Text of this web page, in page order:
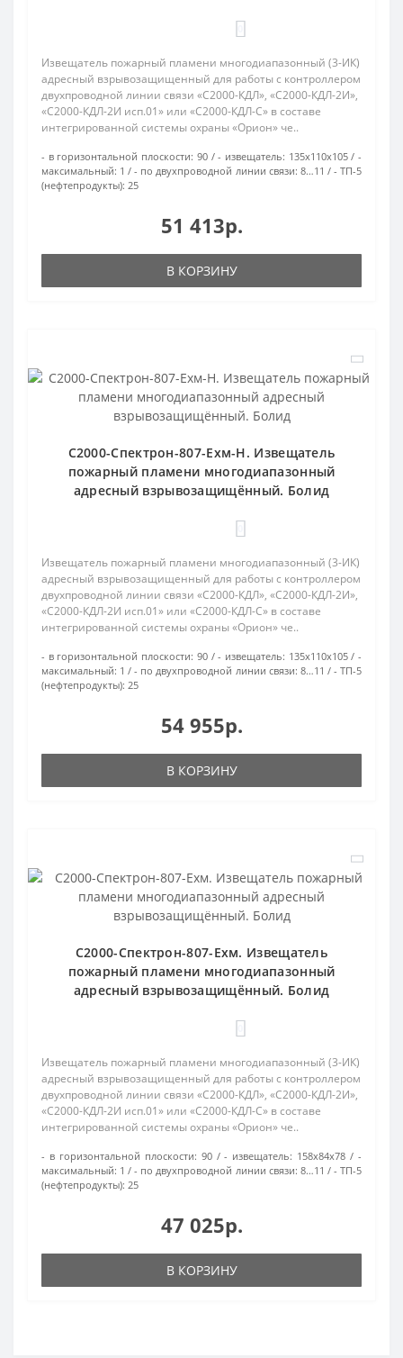
Извещатель пожарный пламени многодиапазонный (3-ИК)
адресный взрывозащищенный для работы с контроллером
двухпроводной линии связи «С2000-КДЛ», «С2000-КДЛ-2И»,
«С2000-КДЛ-2И исп.01» или «С2000-КДЛ-С» в составе
интегрированной системы охраны «Орион» че..
- в горизонтальной плоскости: 90 - извещатель: 135х110х105
-
максимальный: 1 - по двухпроводной линии связи: 8…11
- ТП-5
(нефтепродукты): 25
51 413р.
В КОРЗИНУ
С2000-Спектрон-807-Ехм-Н. Извещатель
пожарный пламени многодиапазонный
адресный взрывозащищённый. Болид
Извещатель пожарный пламени многодиапазонный (3-ИК)
адресный взрывозащищенный для работы с контроллером
двухпроводной линии связи «С2000-КДЛ», «С2000-КДЛ-2И»,
«С2000-КДЛ-2И исп.01» или «С2000-КДЛ-С» в составе
интегрированной системы охраны «Орион» че..
- в горизонтальной плоскости: 90 - извещатель: 135х110х105
-
максимальный: 1 - по двухпроводной линии связи: 8…11
- ТП-5
(нефтепродукты): 25
54 955р.
В КОРЗИНУ
С2000-Спектрон-807-Ехм. Извещатель
пожарный пламени многодиапазонный
адресный взрывозащищённый. Болид
Извещатель пожарный пламени многодиапазонный (3-ИК)
адресный взрывозащищенный для работы с контроллером
двухпроводной линии связи «С2000-КДЛ», «С2000-КДЛ-2И»,
«С2000-КДЛ-2И исп.01» или «С2000-КДЛ-С» в составе
интегрированной системы охраны «Орион» че..
- в горизонтальной плоскости: 90 - извещатель: 158х84х78
-
максимальный: 1 - по двухпроводной линии связи: 8…11
- ТП-5
(нефтепродукты): 25
47 025р.
В КОРЗИНУ